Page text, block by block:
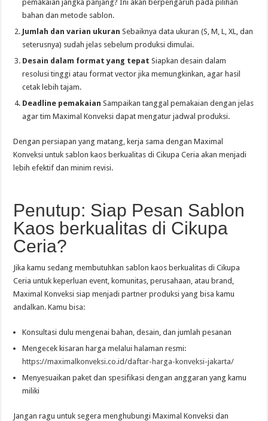
pemakaian jangka panjang? Ini akan berpengaruh pada pilihan
bahan dan metode sablon.
Jumlah dan varian ukuran Sebaiknya data ukuran (S, M, L, XL, dan
seterusnya) sudah jelas sebelum produksi dimulai.
Desain dalam format yang tepat Siapkan desain dalam
resolusi tinggi atau format vector jika memungkinkan, agar hasil
cetak lebih tajam.
Deadline pemakaian Sampaikan tanggal pemakaian dengan jelas
agar tim Maximal Konveksi dapat mengatur jadwal produksi.
Dengan persiapan yang matang, kerja sama dengan Maximal
Konveksi untuk sablon kaos berkualitas di Cikupa Ceria akan menjadi
lebih efektif dan minim revisi.
Penutup: Siap Pesan Sablon
Kaos berkualitas di Cikupa
Ceria?
Jika kamu sedang membutuhkan sablon kaos berkualitas di Cikupa
Ceria untuk keperluan event, komunitas, perusahaan, atau brand,
Maximal Konveksi siap menjadi partner produksi yang bisa kamu
andalkan. Kamu bisa:
Konsultasi dulu mengenai bahan, desain, dan jumlah pesanan
Mengecek kisaran harga melalui halaman resmi:
https://maximalkonveksi.co.id/daftar-harga-konveksi-jakarta/
Menyesuaikan paket dan spesifikasi dengan anggaran yang kamu
miliki
Jangan ragu untuk segera menghubungi Maximal Konveksi dan